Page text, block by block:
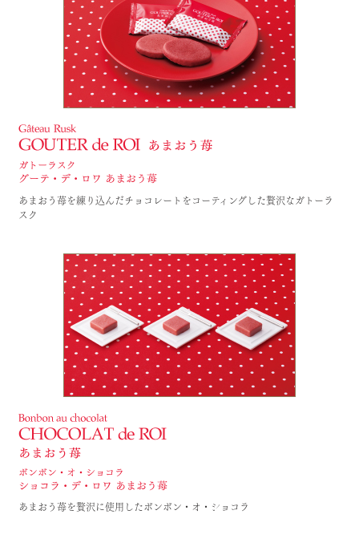
あまおう苺を練り込んだチョコレートをコーティングした贅沢なガトーラ
スク
あまおう苺を贅沢に使用したボンボン・オ・ショコラ